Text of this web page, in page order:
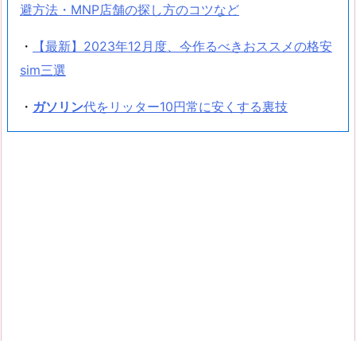
避方法・MNP店舗の探し方のコツなど
・
【最新】2023年12月度、今作るべきおススメの格安
sim三選
・ ガソリン代をリッター10円常に安くする裏技